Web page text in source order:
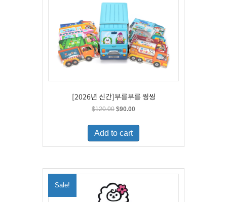
[2026년 신간]부릉부릉 씽씽
$120.00 Original
was:
$120.00.
$90.00Current
is:
Add to cart
Sale!